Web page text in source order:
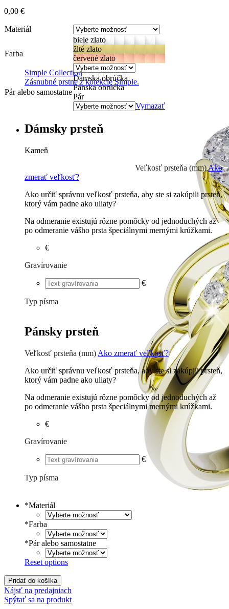
Simple Collection
Zásnubné prstne z kolekcie Simple.
0,00 €
Materiál
Farba
biele zlato
žlté zlato
červené zlato
Pár alebo samostatne
Dámska obrúčka
Pánska obrúčka
Pár
Vymazať
Dámsky prsteň
Kameň
Veľkosť prsteňa (mm)Ako
zmerať veľkosť?
Ako určiť správnu veľkosť prsteňa, aby ste si zakúpili prsteň,
ktorý vám padne ako uliaty?
Na odmeranie existujú rôzne pomôcky od jednoduchých až
po odmeranie vášho prsta špeciálnymi mernými krúžkami.
€
Gravírovanie
€
Typ písma
Písané €
Pánsky prsteň
Veľkosť prsteňa (mm) Ako zmerať veľkosť?
Ako určiť správnu veľkosť prsteňa, aby ste si zakúpili prsteň,
ktorý vám padne ako uliaty?
Na odmeranie existujú rôzne pomôcky od jednoduchých až
po odmeranie vášho prsta špeciálnymi mernými krúžkami.
€
Gravírovanie
€
Typ písma
*Materiál
*Farba
*Pár alebo samostatne
Reset options
Pridať do košíka
Nájsť na predajniach
Spýtať sa na produkt